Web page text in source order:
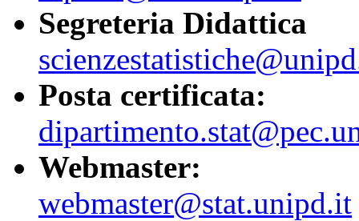
Segreteria Didattica
Posta certificata:
Webmaster:
webmaster@stat.unipd.it